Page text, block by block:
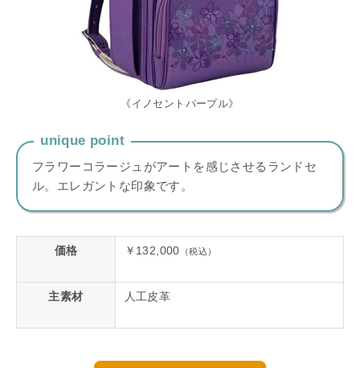
《イノセントパープル》
unique point
フラワーコラージュがアートを感じさせるランドセ
ル。エレガントな印象です。
価格 ￥132,000 （税込）
主素材 人工皮革